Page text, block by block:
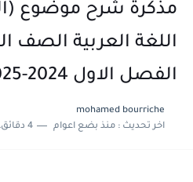
مذكرة شرح موضوع
اللغة العربية الصف
الفصل الاول 2024-2025
mohamed bourriche
اخر تحديث :منذ بضع اعوام 4 دقائق للقراءة